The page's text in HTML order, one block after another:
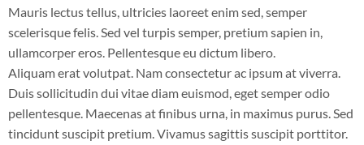
Mauris lectus tellus, ultricies laoreet enim sed, semper
scelerisque felis. Sed vel turpis semper, pretium sapien in,
ullamcorper eros. Pellentesque eu dictum libero.
Aliquam erat volutpat. Nam consectetur ac ipsum at viverra.
Duis sollicitudin dui vitae diam euismod, eget semper odio
pellentesque. Maecenas at finibus urna, in maximus purus. Sed
tincidunt suscipit pretium. Vivamus sagittis suscipit porttitor.